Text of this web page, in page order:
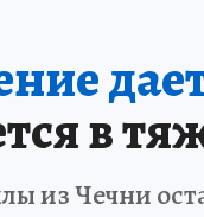
в
из Чечни